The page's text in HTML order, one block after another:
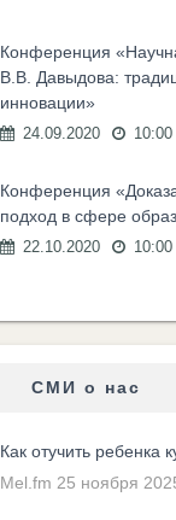
Конференция
В.В. Давыдова:
инновации»
24.09.2020 10:00
Конференция
подход в сфере
22.10.2020 10:00
СМИ о нас
Как отучить ребенка
Mel.fm 25 ноября